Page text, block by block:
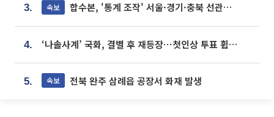
3. 속보 합수본, '통계 조작' 서울·경기·충북 선관위 등 추가 압수수색
4. ‘나솔사계’ 국화, 결별 후 재등장⋯첫인상 투표 휩쓸고 ‘인기녀’ 등극
5. 속보 전북 완주 삼례읍 공장서 화재 발생